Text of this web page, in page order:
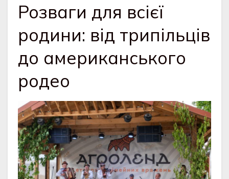
Розваги для всієї
родини: від трипільців
до американського
родео